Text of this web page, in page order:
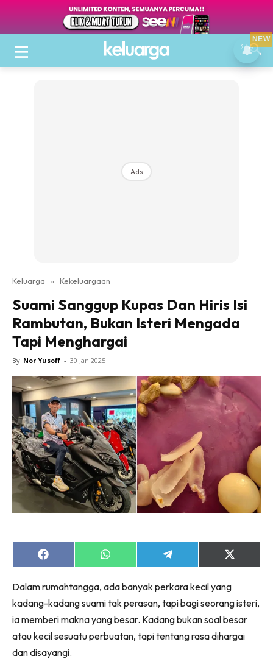
Ads
Keluarga » Kekeluargaan
Suami Sanggup Kupas Dan Hiris Isi
Rambutan, Bukan Isteri Mengada
Tapi Menghargai
By Nor Yusoff - 30 Jan 2025
Share
on
Share
on
Share
on
Share
on
(Twitter)
Dalam rumahtangga, ada banyak perkara kecil yang
kadang-kadang suami tak perasan, tapi bagi seorang isteri,
ia memberi makna yang besar. Kadang bukan soal besar
atau kecil sesuatu perbuatan, tapi tentang rasa dihargai
dan disayangi.
NEW